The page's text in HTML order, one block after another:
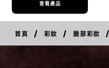
查看產品
首頁 / 彩妝 / 臉部彩妝 /